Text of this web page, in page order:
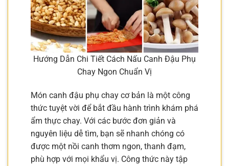
Hướng Dẫn Chi Tiết Cách Nấu Canh Đậu Phụ
Chay Ngon Chuẩn Vị
Món canh đậu phụ chay cơ bản là một công
thức tuyệt vời để bắt đầu hành trình khám phá
ẩm thực chay. Với các bước đơn giản và
nguyên liệu dễ tìm, bạn sẽ nhanh chóng có
được một nồi canh thơm ngon, thanh đạm,
phù hợp với mọi khẩu vị. Công thức này tập